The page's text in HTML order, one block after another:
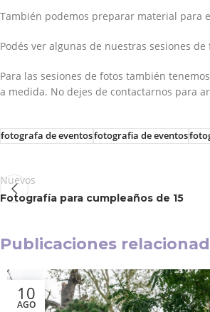
También podemos preparar material para
Podés ver algunas de nuestras sesiones
Para las sesiones de fotos también
a medida. No dejes de contactarnos para
fotografa de eventosfotografia de eventos
Nuevos
Fotografía para cumpleaños de 15
Publicaciones
10
AGO